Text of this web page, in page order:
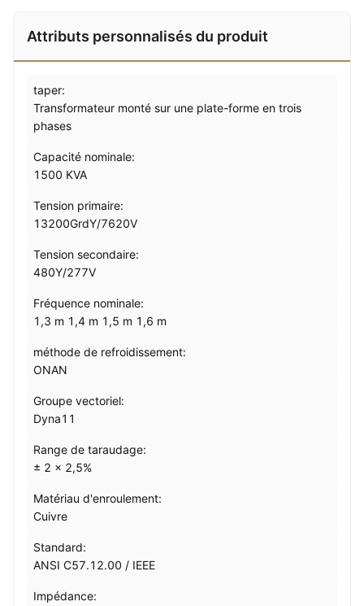
Attributs personnalisés du produit
taper:
Transformateur monté sur une plate-forme en trois
phases
Capacité nominale:
1500 KVA
Tension primaire:
13200GrdY/7620V
Tension secondaire:
480Y/277V
Fréquence nominale:
1,3 m 1,4 m 1,5 m 1,6 m
méthode de refroidissement:
ONAN
Groupe vectoriel:
Dyna11
Range de taraudage:
± 2 × 2,5%
Matériau d'enroulement:
Cuivre
Standard:
ANSI C57.12.00 / IEEE
Impédance: